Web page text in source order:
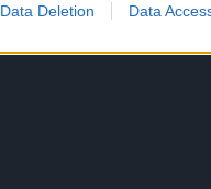
Data Deletion Data